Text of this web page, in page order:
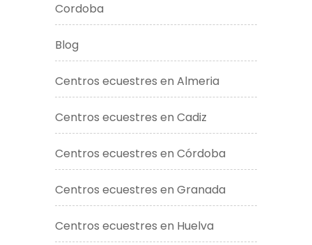
Cordoba
Blog
Centros ecuestres en Almeria
Centros ecuestres en Cadiz
Centros ecuestres en Córdoba
Centros ecuestres en Granada
Centros ecuestres en Huelva